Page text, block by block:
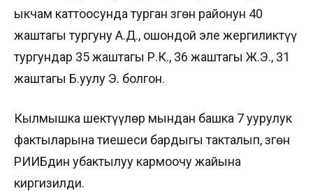
ыкчам каттоосунда турган Өзгөн районун 40
жаштагы тургуну А.Д., ошондой эле жергиликтүү
тургундар 35 жаштагы Р.К., 36 жаштагы Ж.Э., 31
жаштагы Б.уулу Э. болгон.
Кылмышка шектүүлөр мындан башка 7 уурулук
фактыларына тиешеси бардыгы такталып, Өзгөн
РИИБдин убактылуу кармоочу жайына
киргизилди.